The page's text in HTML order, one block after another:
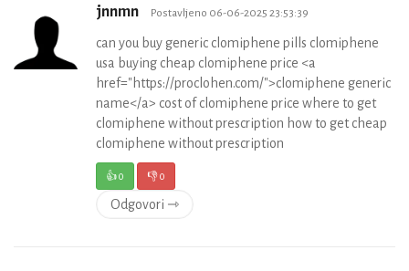
jnnmn Postavljeno 06-06-2025 23:53:39
can you buy generic clomiphene pills clomiphene
usa buying cheap clomiphene price <a
href="https://proclohen.com/">clomiphene generic
name</a> cost of clomiphene price where to get
clomiphene without prescription how to get cheap
clomiphene without prescription
👍0 👎0
Odgovori ⇾